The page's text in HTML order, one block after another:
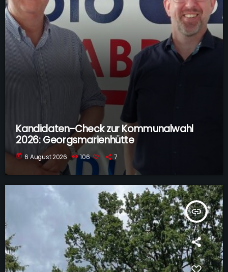
Kandidaten-Check zur Kommunalwahl
2026: Georgsmarienhütte
today 6 August 2026 106 7
insert_link